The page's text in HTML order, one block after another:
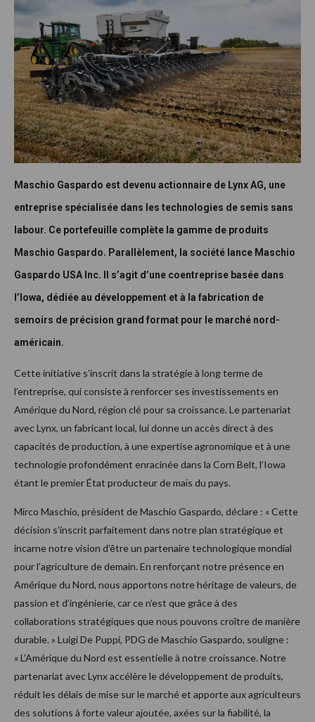
Maschio Gaspardo est devenu actionnaire de Lynx AG, une
entreprise spécialisée dans les technologies de semis sans
labour. Ce portefeuille complète la gamme de produits
Maschio Gaspardo. Parallèlement, la société lance Maschio
Gaspardo USA Inc. Il s’agit d’une coentreprise basée dans
l’Iowa, dédiée au développement et à la fabrication de
semoirs de précision grand format pour le marché nord-
américain.
Cette initiative s’inscrit dans la stratégie à long terme de
l’entreprise, qui consiste à renforcer ses investissements en
Amérique du Nord, région clé pour sa croissance. Le partenariat
avec Lynx, un fabricant local, lui donne un accès direct à des
capacités de production, à une expertise agronomique et à une
technologie profondément enracinée dans la Corn Belt, l’Iowa
étant le premier État producteur de maïs du pays.
Mirco Maschio, président de Maschio Gaspardo, déclare : « Cette
décision s’inscrit parfaitement dans notre plan stratégique et
incarne notre vision d’être un partenaire technologique mondial
pour l’agriculture de demain. En renforçant notre présence en
Amérique du Nord, nous apportons notre héritage de valeurs, de
passion et d’ingénierie, car ce n’est que grâce à des
collaborations stratégiques que nous pouvons croître de manière
durable. » Luigi De Puppi, PDG de Maschio Gaspardo, souligne :
« L’Amérique du Nord est essentielle à notre croissance. Notre
partenariat avec Lynx accélère le développement de produits,
réduit les délais de mise sur le marché et apporte aux agriculteurs
des solutions à forte valeur ajoutée, axées sur la fiabilité, la